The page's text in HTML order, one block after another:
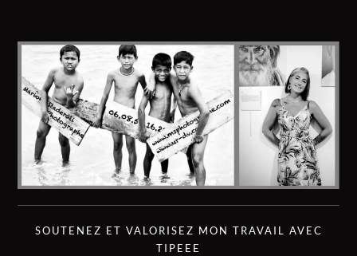
SOUTENEZ ET VALORISEZ MON TRAVAIL AVEC
TIPEEE